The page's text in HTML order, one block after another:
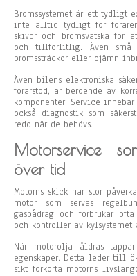
Bromssystemet är ett tydligt
inte alltid tydligt för
skivor och bromsvätska för
och tillförlitlig. Även
bromssträckor eller ojämn
Även bilens elektroniska
förarstöd, är beroende av
komponenter. Service
också diagnostik som
redo när de behövs.
Motorservice
över tid
Motorns skick har stor
motor som servas
gaspådrag och förbrukar
och kontroller av
När motorolja åldras
egenskaper. Detta leder till
sikt förkorta motorns